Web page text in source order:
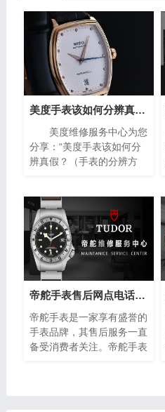
美度手表该如何分辨真假？（手表的分辨方法）
美度维修服务中心为您
分享：“美度手表该如何分
辨真假？（手表的分辨方
精湛的工艺和高品质的材料
而闻名于世。然而，随着假
冒产品的泛滥，如何准确鉴
别美度手表的真伪成为许多
消费者关注的焦点。下面将
介绍一些简单而实用的方
法，帮助您分辨美度手表的
帝舵手表售后网点电话查询(全国服务网点查询方法)
帝舵手表是一家享有盛誉的
手表品牌，其售后服务一直
备受消费者关注。帝舵手表